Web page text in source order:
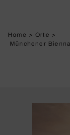
Home > Orte >
Münchener